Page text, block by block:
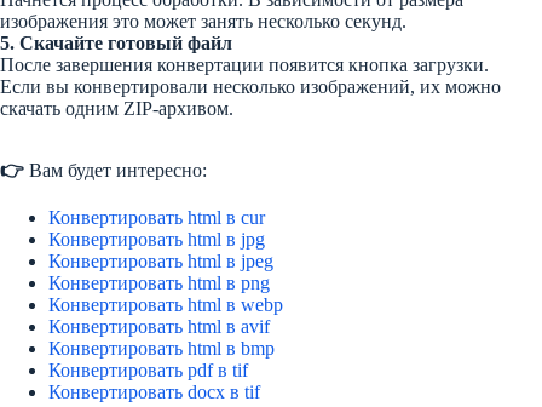
изображения это может занять несколько секунд.
5. Скачайте готовый файл
После завершения конвертации появится кнопка загрузки.
Если вы конвертировали несколько изображений, их можно
скачать одним ZIP-архивом.
👉 Вам будет интересно:
Конвертировать html в cur
Конвертировать html в jpg
Конвертировать html в jpeg
Конвертировать html в png
Конвертировать html в webp
Конвертировать html в avif
Конвертировать html в bmp
Конвертировать pdf в tif
Конвертировать docx в tif